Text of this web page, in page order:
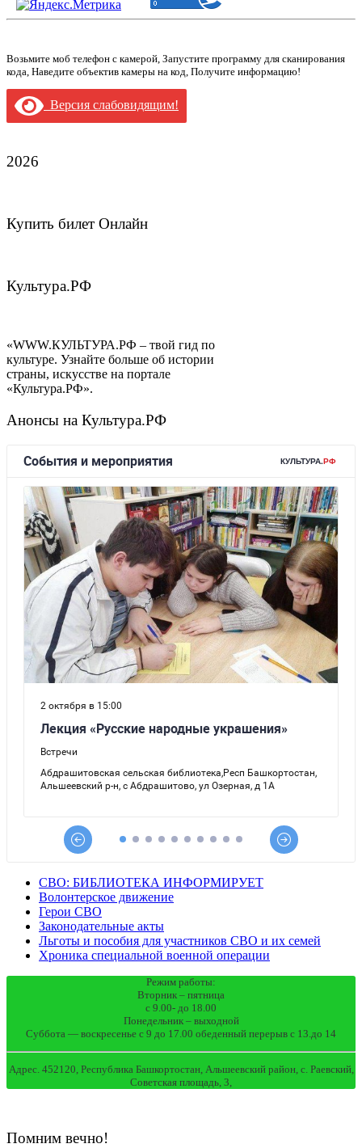
Возьмите моб телефон с камерой, Запустите программу для сканирования
кода, Наведите объектив камеры на код, Получите информацию!
Версия слабовидящим!
2026
Купить билет Онлайн
Культура.РФ
«WWW.КУЛЬТУРА.РФ – твой гид по
культуре. Узнайте больше об истории
страны, искусстве на портале
«Культура.РФ».
Анонсы на Культура.РФ
СВО: БИБЛИОТЕКА ИНФОРМИРУЕТ
Волонтерское движение
Герои СВО
Законодательные акты
Льготы и пособия для участников СВО и их семей
Хроника специальной военной операции
Режим работы:
Вторник – пятница
с 9.00- до 18.00
Понедельник – выходной
Суббота — воскресенье с 9 до 17.00 обеденный перерыв с 13.до 14
Адрес. 452120, Республика Башкортостан, Альшеевский район, с. Раевский,
Советская площадь, 3,
Помним вечно!